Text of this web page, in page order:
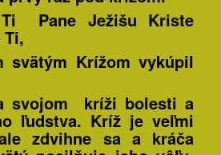
Pane Ježišu Kriste
svätým Krížom vykúpil
svojom kríži bolesti a
ľudstva. Kríž je veľmi
zdvihne sa a kráča